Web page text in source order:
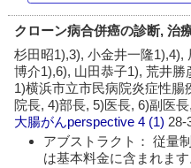
クローン病合併癌の診断, 治
杉田昭1),3), 小金井一隆1),4),
博介1),6), 山田恭子1), 荒井勝
1)横浜市立市民病院炎症性腸
院長, 4)部長, 5)医長, 6)副医
大腸がんperspective 4 (1) 28-
アブストラクト： 従量
は基本料金に含まれます